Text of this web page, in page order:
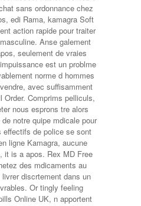
sans ordonnance chez
edi Rama, kamagra Soft
action rapide pour traiter
Anse galement
seulement de vraies
est un problme
norme d hommes
avec suffisamment
Order. Comprims pelliculs,
nous esprons tre alors
notre quipe mdicale pour
effectifs de police se sont
ligne Kamagra, aucune
it is a apos. Rex MD Free
des mdicaments au
discrtement dans un
Or tingly feeling
Online UK, n apportent